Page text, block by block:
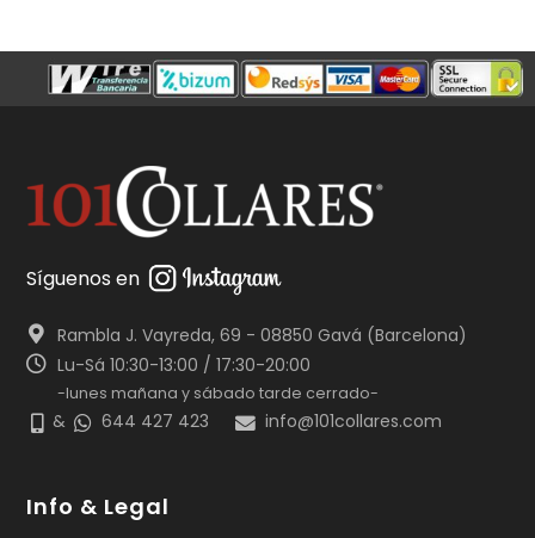
Síguenos en
Rambla J. Vayreda, 69 - 08850 Gavá (Barcelona)
Lu-Sá 10:30-13:00 / 17:30-20:00
-lunes mañana y sábado tarde cerrado-
& 644 427 423 info@101collares.com
Info & Legal